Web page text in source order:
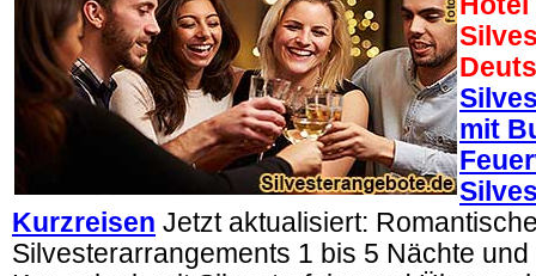
mit
Kurzreisen Jetzt aktualisiert:
Silvesterarrangements 1 bis 5 Nächte